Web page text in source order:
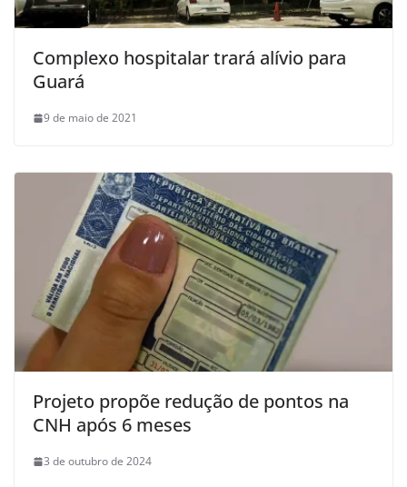
Complexo hospitalar trará alívio para
Guará
9 de maio de 2021
Projeto propõe redução de pontos na
CNH após 6 meses
3 de outubro de 2024